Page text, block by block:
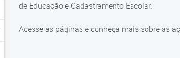
de Educação e Cadastramento Escolar.
Acesse as páginas e conheça mais sobre as